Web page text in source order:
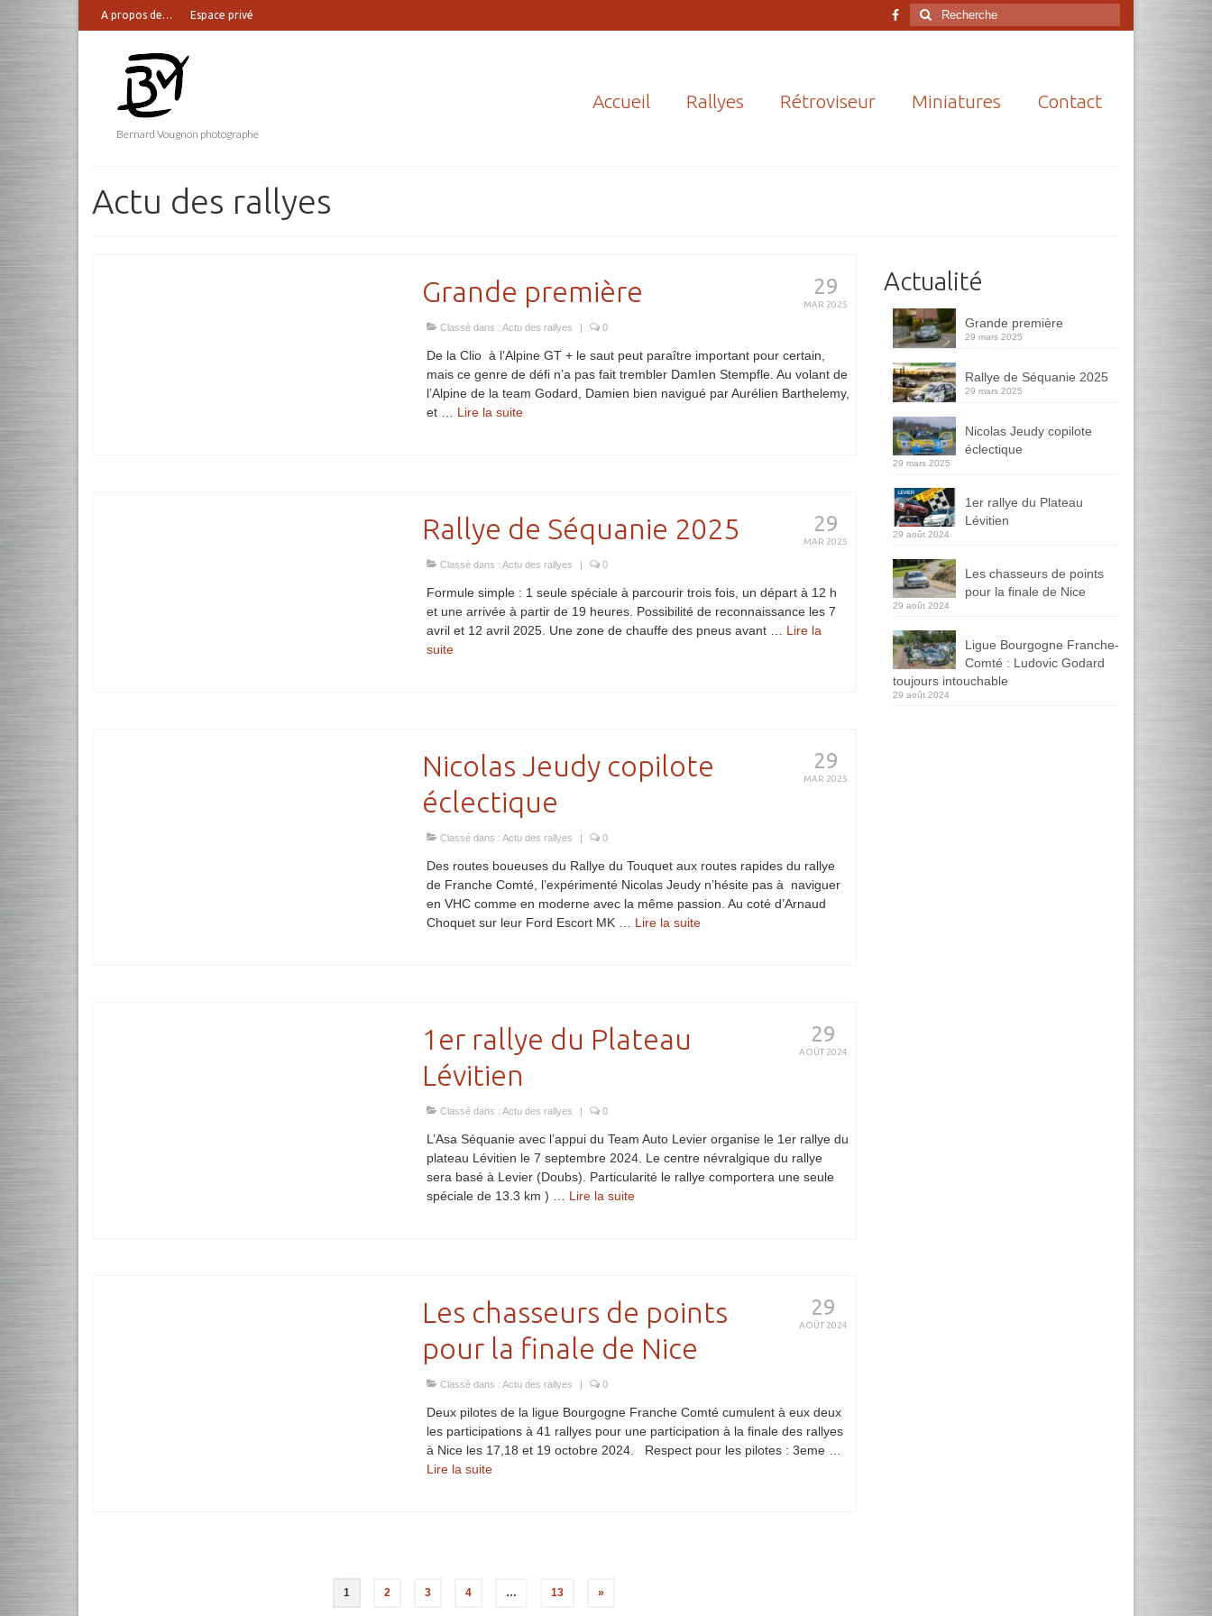
A propos de… Espace privé
Rechercher
:
Bernard Vougnon photographe
Accueil Rallyes Rétroviseur Miniatures Contact
Actu des rallyes
29
MAR 2025
Grande première
Classé dans : Actu des rallyes | 0
De la Clio à l’Alpine GT + le saut peut paraître important pour certain,
mais ce genre de défi n’a pas fait trembler DamIen Stempfle. Au volant de
l’Alpine de la team Godard, Damien bien navigué par Aurélien Barthelemy,
et … Lire la suite­­
29
MAR 2025
Rallye de Séquanie 2025
Classé dans : Actu des rallyes | 0
Formule simple : 1 seule spéciale à parcourir trois fois, un départ à 12 h
et une arrivée à partir de 19 heures. Possibilité de reconnaissance les 7
avril et 12 avril 2025. Une zone de chauffe des pneus avant … Lire la
suite­­
29
MAR 2025
Nicolas Jeudy copilote
éclectique
Classé dans : Actu des rallyes | 0
Des routes boueuses du Rallye du Touquet aux routes rapides du rallye
de Franche Comté, l’expérimenté Nicolas Jeudy n’hésite pas à naviguer
en VHC comme en moderne avec la même passion. Au coté d’Arnaud
Choquet sur leur Ford Escort MK … Lire la suite­­
29
AOÛT 2024
1er rallye du Plateau
Lévitien
Classé dans : Actu des rallyes | 0
L’Asa Séquanie avec l’appui du Team Auto Levier organise le 1er rallye du
plateau Lévitien le 7 septembre 2024. Le centre névralgique du rallye
sera basé à Levier (Doubs). Particularité le rallye comportera une seule
spéciale de 13.3 km ) … Lire la suite­­
29
AOÛT 2024
Les chasseurs de points
pour la finale de Nice
Classé dans : Actu des rallyes | 0
Deux pilotes de la ligue Bourgogne Franche Comté cumulent à eux deux
les participations à 41 rallyes pour une participation à la finale des rallyes
à Nice les 17,18 et 19 octobre 2024. Respect pour les pilotes : 3eme …
Lire la suite­­
1 2 3 4 … 13 »
Actualité
Grande première
29 mars 2025
Rallye de Séquanie 2025
29 mars 2025
Nicolas Jeudy copilote
éclectique
29 mars 2025
1er rallye du Plateau
Lévitien
29 août 2024
Les chasseurs de points
pour la finale de Nice
29 août 2024
Ligue Bourgogne Franche-
Comté : Ludovic Godard
toujours intouchable
29 août 2024